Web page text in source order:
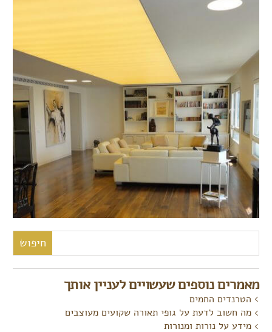
מאמרים נוספים שעשויים לעניין אותך
הטרנדים החמים
מה חשוב לדעת על גופי תאורה שקועים מעוצבים
מידע על נורות ומנורות